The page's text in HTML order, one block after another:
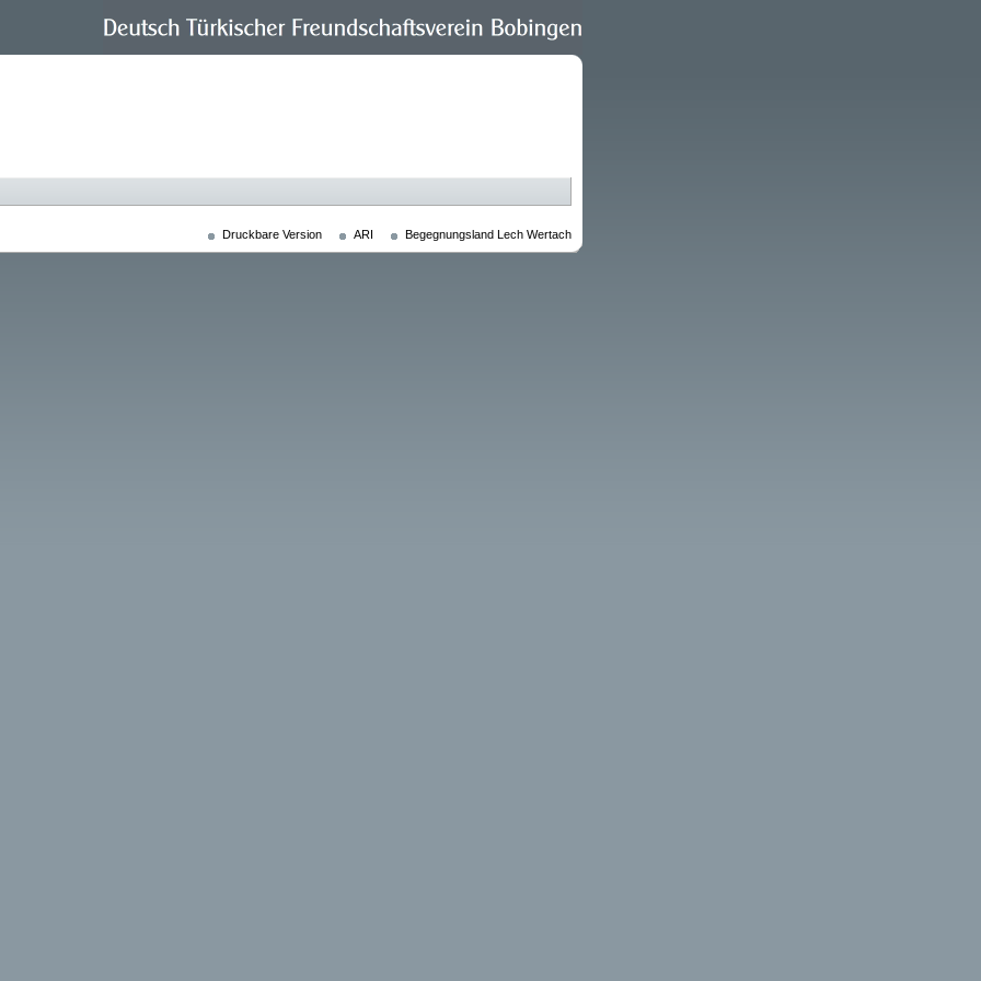
Druckbare Version ARI Begegnungsland Lech Wertach